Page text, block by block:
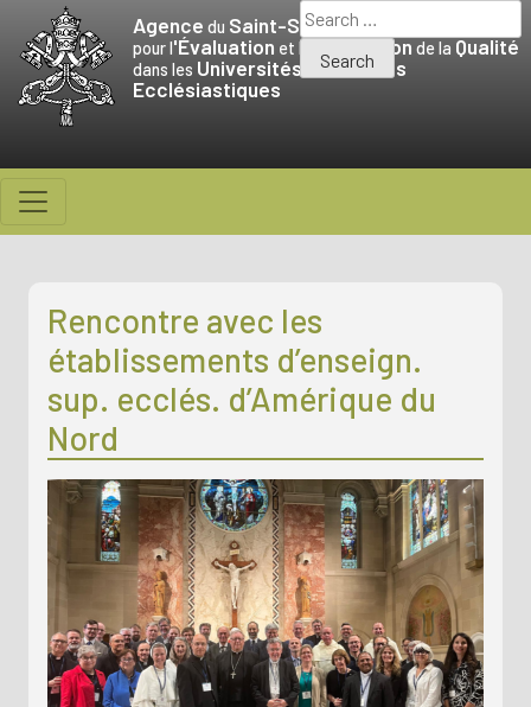
content
Agence du Saint-Siège
pour l'Évaluation et la Promotionde la Qualité
dans les Universités etFacultés
Ecclésiastiques
Search
for:
Rencontre avec les
établissements d’enseign.
sup. ecclés. d’Amérique du
Nord